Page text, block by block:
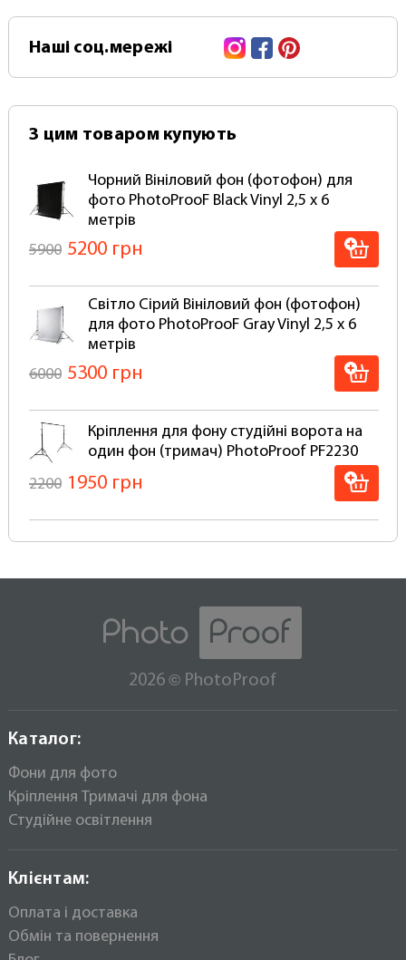
Вініловий фон від фотопруф "PhotoProoF Vinyl"
згортається в рулон для зберігання та
транспортування в тубусі, щоб уникнути
дефектів та заломів (Відправляється Тільки в
Рулоні)
Для вінілового фону можна використовувати
такі самі студійні системи кріплення як для
паперових фонів.
Чому варто вибрати вініловий фон:
Вініловий фон набагато довговічніший у
порівнянні з тканинними, і особливо
паперовими фотофонами. Порвати вініловий
фон просто неможливо!
Супер стійкі до механічних та фізичних
Мають матове покриття антивідблиску
Легко миються будь-якими миючими
засобами, залежно від типу забруднення
Не промокають і не псуються при
використанні для Аква-студій та зйомок із
застосуванням води, бризків та піни, його
досить просто протерти губкою
Вініловий фон не потрібно прати та сушити
При правильній експлуатації він прослужить Вам
набагато довше ніж будь-який інший фон, при
цьому ви заощадите досить пристойну суму
Наші соц.мережі InstagramFacebook
З цим товаром купують
Чорний Вініловий фон (фотофон) для
фото PhotoProoF Black Vinyl 2,5 х 6
метрів
5900 5200 грн
Світло Сірий Вініловий фон (фотофон)
для фото PhotoProoF Gray Vinyl 2,5 х 6
метрів
6000 5300 грн
Кріплення для фону студійні ворота на
один фон (тримач) PhotoProof PF2230
2200 1950 грн
Настінне стельове кріплення на 1 фон
PhotoProof B3W Falcon тримач
2026© PhotoProof
Каталог:
Фони для фото
Кріплення Тримачі для фона
Студійне освітлення
Клієнтам:
Оплата і доставка
Обмін та повернення